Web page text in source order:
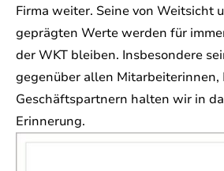
Firma weiter. Seine von Weitsicht
geprägten Werte werden für
der WKT bleiben. Insbesondere
gegenüber allen
Geschäftspartnern halten wir in
Erinnerung.